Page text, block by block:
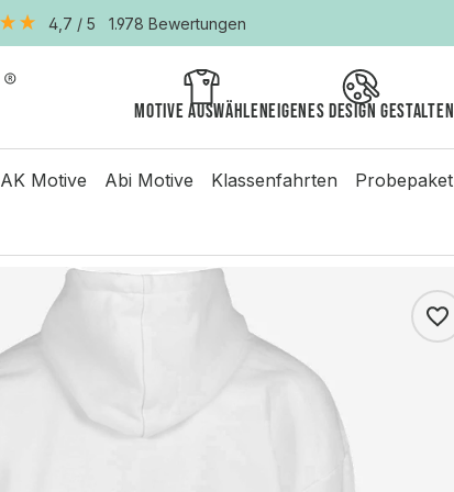
4,7 / 5 1.978 Bewertungen
Motive auswählenEigenes Design gestalten
AK Motive Abi Motive Klassenfahrten Probepaket